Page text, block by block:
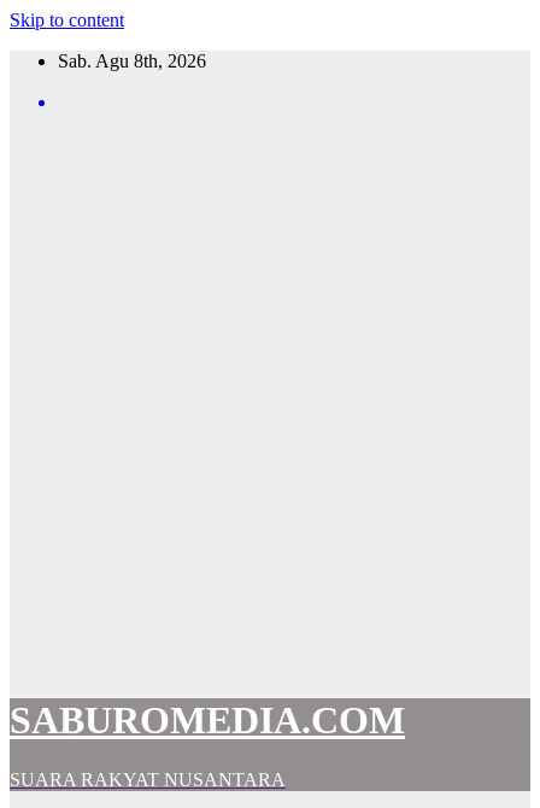
Skip to content
Sab. Agu 8th, 2026
SABUROMEDIA.COM
SUARA RAKYAT NUSANTARA